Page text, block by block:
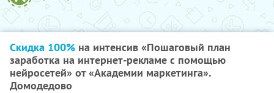
Скидка 100% на интенсив «Пошаговый план
заработка на интернет-рекламе с помощью
нейросетей» от «Академии маркетинга».
Домодедово